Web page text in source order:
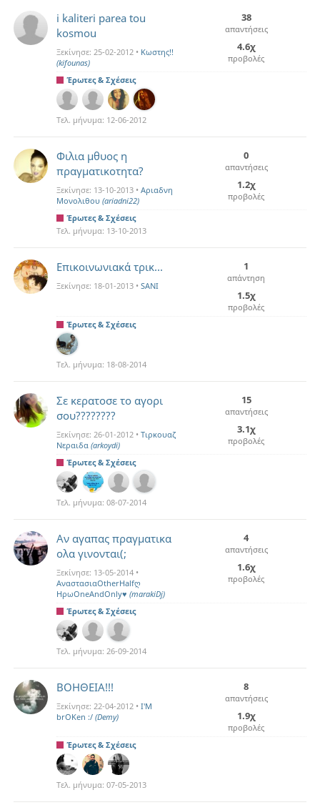
i kaliteri parea tou
kosmou
Ξεκίνησε: 25-02-2012 • Κωστης!!
(kifounas)
38
απαντήσεις
4.6χ
προβολές
Έρωτες & Σχέσεις
Τελ. μήνυμα: 12-06-2012
Φιλια μθυος η
πραγματικοτητα?
Ξεκίνησε: 13-10-2013 • Αριαδνη
Μονολιθου (ariadni22)
0
απαντήσεις
1.2χ
προβολές
Έρωτες & Σχέσεις
Τελ. μήνυμα: 13-10-2013
Eπικοινωνιακά τρικ...
Ξεκίνησε: 18-01-2013 • SANI
1
απάντηση
1.5χ
προβολές
Έρωτες & Σχέσεις
Τελ. μήνυμα: 18-08-2014
Σε κερατοσε το αγορι
σου????????
Ξεκίνησε: 26-01-2012 • Τιρκουαζ
Νεραιδα (arkoydi)
15
απαντήσεις
3.1χ
προβολές
Έρωτες & Σχέσεις
Τελ. μήνυμα: 08-07-2014
Αν αγαπας πραγματικα
ολα γινονται(;
Ξεκίνησε: 13-05-2014 •
ΑναστασιαOtherHalfღ
ΗρωOneAndOnly♥ (marakiDj)
4
απαντήσεις
1.6χ
προβολές
Έρωτες & Σχέσεις
Τελ. μήνυμα: 26-09-2014
ΒΟΗΘΕΙΑ!!!
Ξεκίνησε: 22-04-2012 • I'M
brOKen :/ (Demy)
8
απαντήσεις
1.9χ
προβολές
Έρωτες & Σχέσεις
Τελ. μήνυμα: 07-05-2013